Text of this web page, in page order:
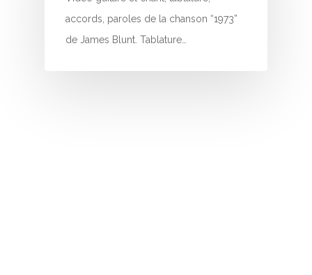
accords, paroles de la chanson “1973”
de James Blunt. Tablature…